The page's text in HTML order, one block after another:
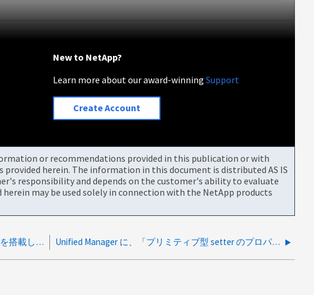
New to NetApp?
Learn more about our award-winningSupport
Create Account
or recommendations provided in this publication or with
herein. The information in this document is distributed AS IS
responsibility and depends on the customer's ability to evaluate
may be used solely in connection with the NetApp products
Unified Manager で、 IOM12 ディスクシェルフを搭載したクラスタが検出されません Unified Manager に、「プリミティブ型 setter のプロパティに null 値が割り当てられました」というエラーメッセージが表示されます